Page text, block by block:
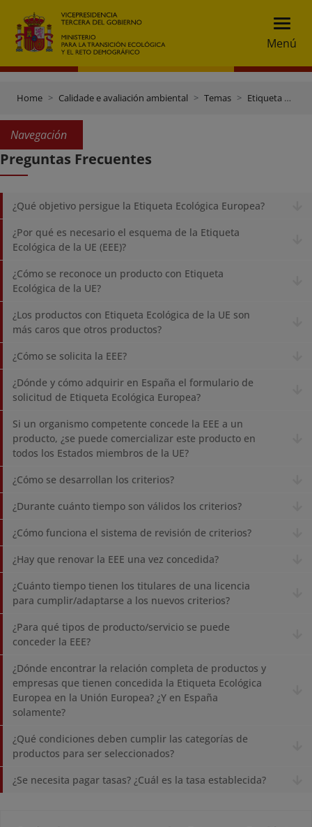
Menú
Home Calidade e avaliación ambiental Temas Etiqueta Ecolóxica Europea (EEE)
Navegación
Preguntas Frecuentes
¿Qué objetivo persigue la Etiqueta Ecológica Europea?
¿Por qué es necesario el esquema de la Etiqueta
Ecológica de la UE (EEE)?
¿Cómo se reconoce un producto con Etiqueta
Ecológica de la UE?
¿Los productos con Etiqueta Ecológica de la UE son
más caros que otros productos?
¿Cómo se solicita la EEE?
¿Dónde y cómo adquirir en España el formulario de
solicitud de Etiqueta Ecológica Europea?
Si un organismo competente concede la EEE a un
producto, ¿se puede comercializar este producto en
todos los Estados miembros de la UE?
¿Cómo se desarrollan los criterios?
¿Durante cuánto tiempo son válidos los criterios?
¿Cómo funciona el sistema de revisión de criterios?
¿Hay que renovar la EEE una vez concedida?
¿Cuánto tiempo tienen los titulares de una licencia
para cumplir/adaptarse a los nuevos criterios?
¿Para qué tipos de producto/servicio se puede
conceder la EEE?
¿Dónde encontrar la relación completa de productos y
empresas que tienen concedida la Etiqueta Ecológica
Europea en la Unión Europea? ¿Y en España
solamente?
¿Qué condiciones deben cumplir las categorías de
productos para ser seleccionados?
¿Se necesita pagar tasas? ¿Cuál es la tasa establecida?